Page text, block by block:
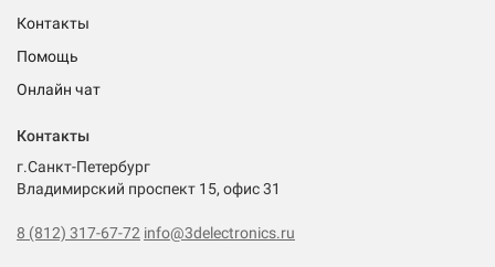
Контакты
Помощь
Онлайн чат
Контакты
г.Санкт-Петербург
Владимирский проспект 15, офис 31
8 (812) 317-67-72 info@3delectronics.ru